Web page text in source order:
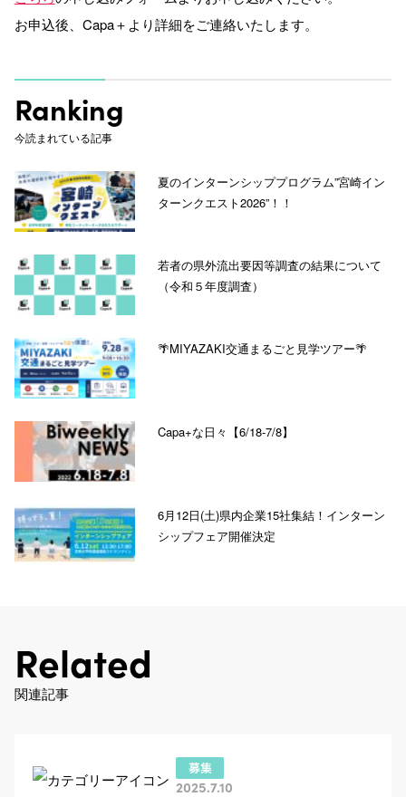
お申込後、Capa＋より詳細をご連絡いたします。
Ranking
今読まれている記事
夏のインターンシッププログラム”宮崎イン
ターンクエスト2026”！！
若者の県外流出要因等調査の結果について
（令和５年度調査）
🌴MIYAZAKI交通まるごと見学ツアー🌴
Capa+な日々【6/18-7/8】
6月12日(土)県内企業15社集結！インターン
シップフェア開催決定
Related
関連記事
2025.7.10